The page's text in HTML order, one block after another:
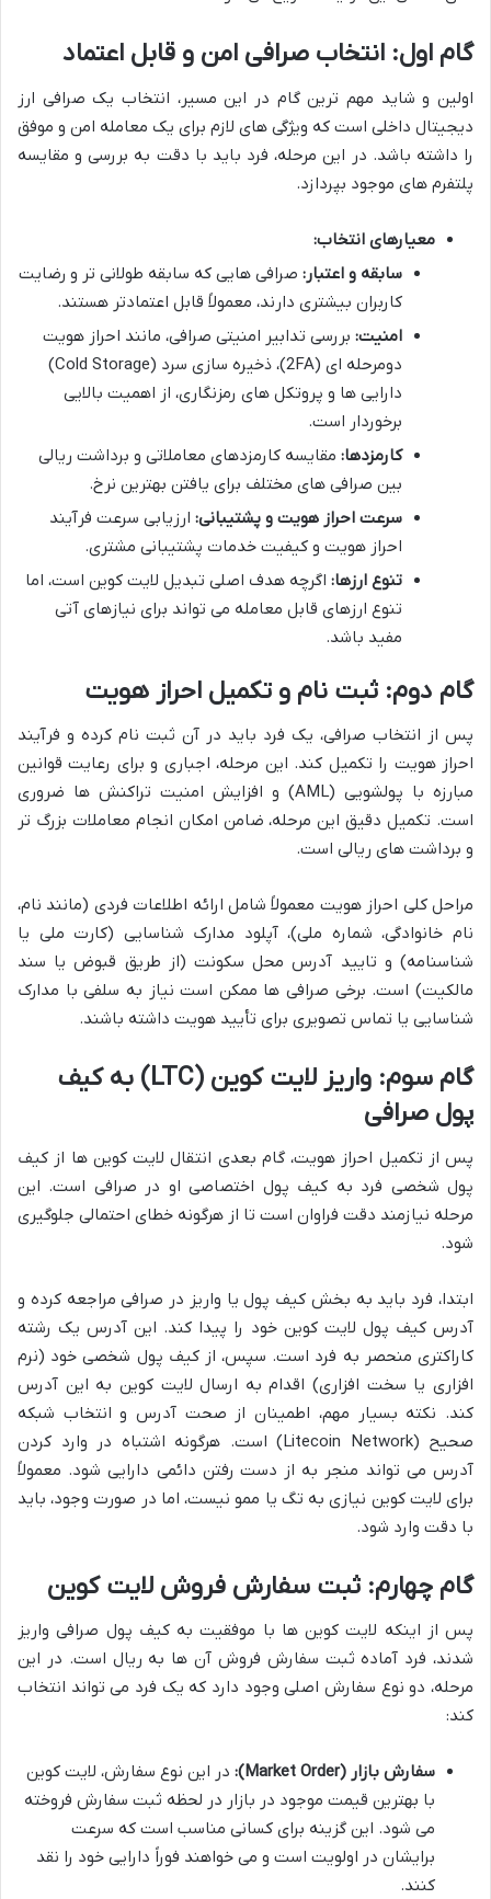
گام اول: انتخاب صرافی امن و قابل اعتماد
اولین و شاید مهم ترین گام در این مسیر، انتخاب یک صرافی ارز
دیجیتال داخلی است که ویژگی های لازم برای یک معامله امن و موفق
را داشته باشد. در این مرحله، فرد باید با دقت به بررسی و مقایسه
پلتفرم های موجود بپردازد.
معیارهای انتخاب:
سابقه و اعتبار: صرافی هایی که سابقه طولانی تر و رضایت
کاربران بیشتری دارند، معمولاً قابل اعتمادتر هستند.
امنیت: بررسی تدابیر امنیتی صرافی، مانند احراز هویت
دومرحله ای (2FA)، ذخیره سازی سرد (Cold Storage)
دارایی ها و پروتکل های رمزنگاری، از اهمیت بالایی
برخوردار است.
کارمزدها: مقایسه کارمزدهای معاملاتی و برداشت ریالی
بین صرافی های مختلف برای یافتن بهترین نرخ.
سرعت احراز هویت و پشتیبانی: ارزیابی سرعت فرآیند
احراز هویت و کیفیت خدمات پشتیبانی مشتری.
تنوع ارزها: اگرچه هدف اصلی تبدیل لایت کوین است، اما
تنوع ارزهای قابل معامله می تواند برای نیازهای آتی
مفید باشد.
گام دوم: ثبت نام و تکمیل احراز هویت
پس از انتخاب صرافی، یک فرد باید در آن ثبت نام کرده و فرآیند
احراز هویت را تکمیل کند. این مرحله، اجباری و برای رعایت قوانین
مبارزه با پولشویی (AML) و افزایش امنیت تراکنش ها ضروری
است. تکمیل دقیق این مرحله، ضامن امکان انجام معاملات بزرگ تر
و برداشت های ریالی است.
مراحل کلی احراز هویت معمولاً شامل ارائه اطلاعات فردی (مانند نام،
نام خانوادگی، شماره ملی)، آپلود مدارک شناسایی (کارت ملی یا
شناسنامه) و تایید آدرس محل سکونت (از طریق قبوض یا سند
مالکیت) است. برخی صرافی ها ممکن است نیاز به سلفی با مدارک
شناسایی یا تماس تصویری برای تأیید هویت داشته باشند.
گام سوم: واریز لایت کوین (LTC) به کیف
پول صرافی
پس از تکمیل احراز هویت، گام بعدی انتقال لایت کوین ها از کیف
پول شخصی فرد به کیف پول اختصاصی او در صرافی است. این
مرحله نیازمند دقت فراوان است تا از هرگونه خطای احتمالی جلوگیری
شود.
ابتدا، فرد باید به بخش کیف پول یا واریز در صرافی مراجعه کرده و
آدرس کیف پول لایت کوین خود را پیدا کند. این آدرس یک رشته
کاراکتری منحصر به فرد است. سپس، از کیف پول شخصی خود (نرم
افزاری یا سخت افزاری) اقدام به ارسال لایت کوین به این آدرس
کند. نکته بسیار مهم، اطمینان از صحت آدرس و انتخاب شبکه
صحیح (Litecoin Network) است. هرگونه اشتباه در وارد کردن
آدرس می تواند منجر به از دست رفتن دائمی دارایی شود. معمولاً
برای لایت کوین نیازی به تگ یا ممو نیست، اما در صورت وجود، باید
با دقت وارد شود.
گام چهارم: ثبت سفارش فروش لایت کوین
پس از اینکه لایت کوین ها با موفقیت به کیف پول صرافی واریز
شدند، فرد آماده ثبت سفارش فروش آن ها به ریال است. در این
مرحله، دو نوع سفارش اصلی وجود دارد که یک فرد می تواند انتخاب
کند:
سفارش بازار (Market Order):
در این نوع سفارش، لایت کوین
با بهترین قیمت موجود در بازار در لحظه ثبت سفارش فروخته
می شود. این گزینه برای کسانی مناسب است که سرعت
برایشان در اولویت است و می خواهند فوراً دارایی خود را نقد
کنند.